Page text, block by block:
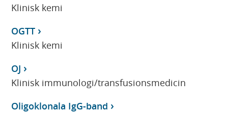
Klinisk kemi
OGTT
Klinisk kemi
OJ
Klinisk immunologi/transfusionsmedicin
Oligoklonala IgG-band